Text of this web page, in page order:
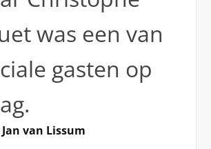
was een van
gasten op
Jan van Lissum